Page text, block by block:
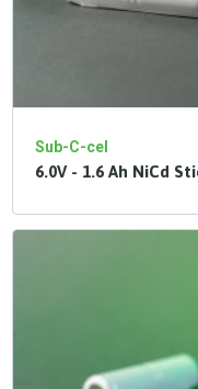
Sub-C-cel
6.0V - 1.6 Ah NiCd